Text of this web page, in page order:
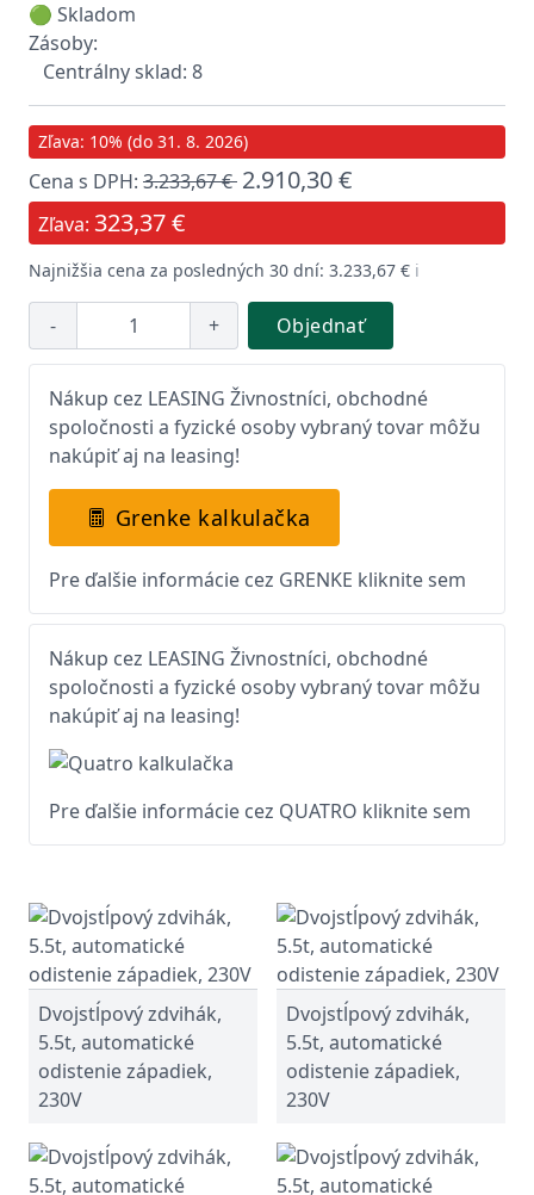
🟢 Skladom
Zásoby:
Centrálny sklad: 8
Zľava: 10% (do 31. 8. 2026)
Cena s DPH: 3.233,67 € 2.910,30 €
Zľava: 323,37 €
Najnižšia cena za posledných 30 dní: 3.233,67 € ℹ️
- + Objednať
Nákup cez LEASING Živnostníci, obchodné
spoločnosti a fyzické osoby vybraný tovar môžu
nakúpiť aj na leasing!
Grenke kalkulačka
Pre ďalšie informácie cez GRENKE kliknite sem
Nákup cez LEASING Živnostníci, obchodné
spoločnosti a fyzické osoby vybraný tovar môžu
nakúpiť aj na leasing!
Pre ďalšie informácie cez QUATRO kliknite sem
Dvojstĺpový zdvihák,
5.5t, automatické
odistenie západiek,
230V
Dvojstĺpový zdvihák,
5.5t, automatické
odistenie západiek,
230V